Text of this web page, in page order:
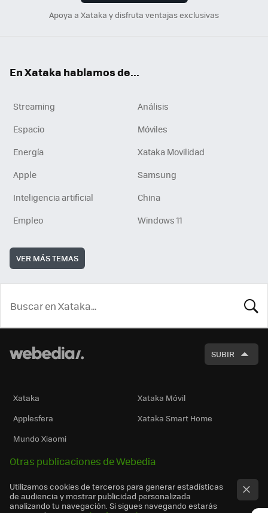
Apoya a Xataka y disfruta ventajas exclusivas
En Xataka hablamos de...
Streaming
Análisis
Espacio
Móviles
Energía
Xataka Movilidad
Apple
Samsung
Inteligencia artificial
China
Empleo
Windows 11
VER MÁS TEMAS
SUBIR
Xataka
Xataka Móvil
Applesfera
Xataka Smart Home
Mundo Xiaomi
Otras publicaciones de Webedia
Utilizamos cookies de terceros para generar estadísticas
de audiencia y mostrar publicidad personalizada
analizando tu navegación. Si sigues navegando estarás